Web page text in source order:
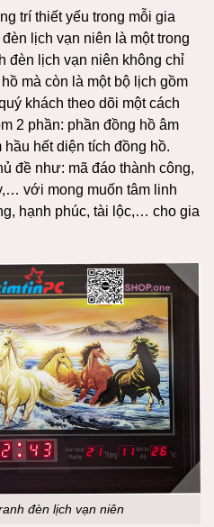
trí thiết yếu trong mỗi gia
lịch vạn niên là một trong
đèn lịch vạn niên không chỉ
mà còn là một bộ lịch gồm
khách theo dõi một cách
2 phần: phần đồng hồ âm
hết diện tích đồng hồ.
đề như: mã đáo thành công,
với mong muốn tâm linh
hạnh phúc, tài lộc,… cho gia
đèn lịch vạn niên